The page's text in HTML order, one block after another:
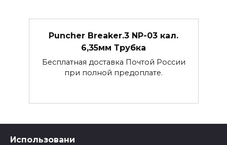
Puncher Breaker.3 NP-03 кал.
6,35мм Трубка
Бесплатная доставка Почтой России
при полной предоплате.
Использовани